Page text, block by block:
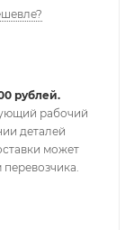
рублей.
рабочий
деталей
может